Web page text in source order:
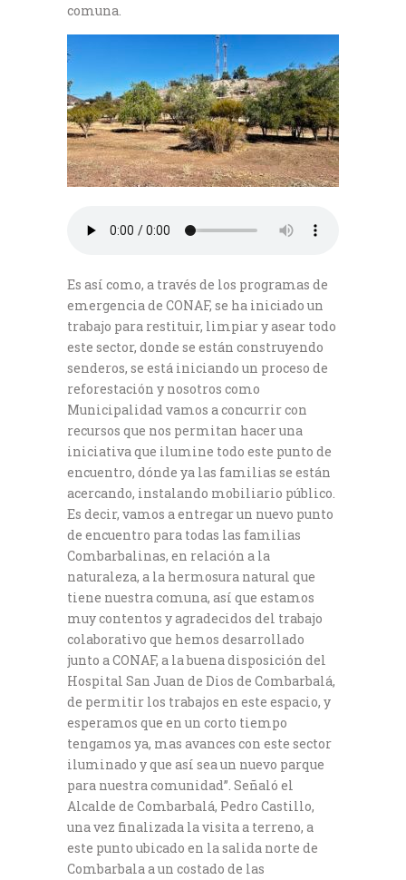
comuna.
Es así como, a través de los programas de
emergencia de CONAF, se ha iniciado un
trabajo para restituir, limpiar y asear todo
este sector, donde se están construyendo
senderos, se está iniciando un proceso de
reforestación y nosotros como
Municipalidad vamos a concurrir con
recursos que nos permitan hacer una
iniciativa que ilumine todo este punto de
encuentro, dónde ya las familias se están
acercando, instalando mobiliario público.
Es decir, vamos a entregar un nuevo punto
de encuentro para todas las familias
Combarbalinas, en relación a la
naturaleza, a la hermosura natural que
tiene nuestra comuna, así que estamos
muy contentos y agradecidos del trabajo
colaborativo que hemos desarrollado
junto a CONAF, a la buena disposición del
Hospital San Juan de Dios de Combarbalá,
de permitir los trabajos en este espacio, y
esperamos que en un corto tiempo
tengamos ya, mas avances con este sector
iluminado y que así sea un nuevo parque
para nuestra comunidad”. Señaló el
Alcalde de Combarbalá, Pedro Castillo,
una vez finalizada la visita a terreno, a
este punto ubicado en la salida norte de
Combarbala a un costado de las